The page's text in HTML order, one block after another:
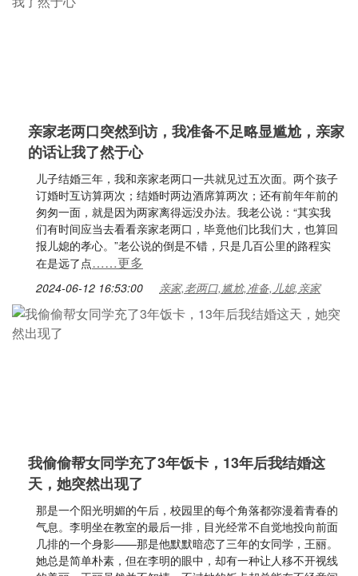
亲家老两口突然到访，我准备不足略显尴尬，亲家
的话让我了然于心
儿子结婚三年，我和亲家老两口一共就见过五次面。两个孩子
订婚时互访算两次；结婚时两边酒席算两次；还有前年年前的
匆匆一面，就是因为两家离得远没办法。我老公说：“其实我
们有时间应当去看看亲家老两口，毕竟他们比我们大，也算回
报儿媳的孝心。”老公说的倒是不错，只是几百公里的路程实
在是远了点……更多
2024-06-12 16:53:00 亲家,老两口,尴尬,准备,儿媳,亲家
我偷偷帮女同学充了3年饭卡，13年后我结婚这
天，她突然出现了
那是一个阳光明媚的午后，校园里的每个角落都弥漫着青春的
气息。李明坐在教室的最后一排，目光经常不自觉地投向前面
几排的一个身影——那是他默默暗恋了三年的女同学，王丽。
她总是简单朴素，但在李明的眼中，却有一种让人移不开视线